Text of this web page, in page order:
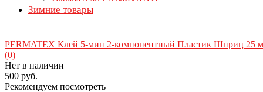
Зимние товары
PERMATEX Клей 5-мин 2-компонентный Пластик Шприц 25
(0)
Нет в наличии
500 руб.
Рекомендуем посмотреть